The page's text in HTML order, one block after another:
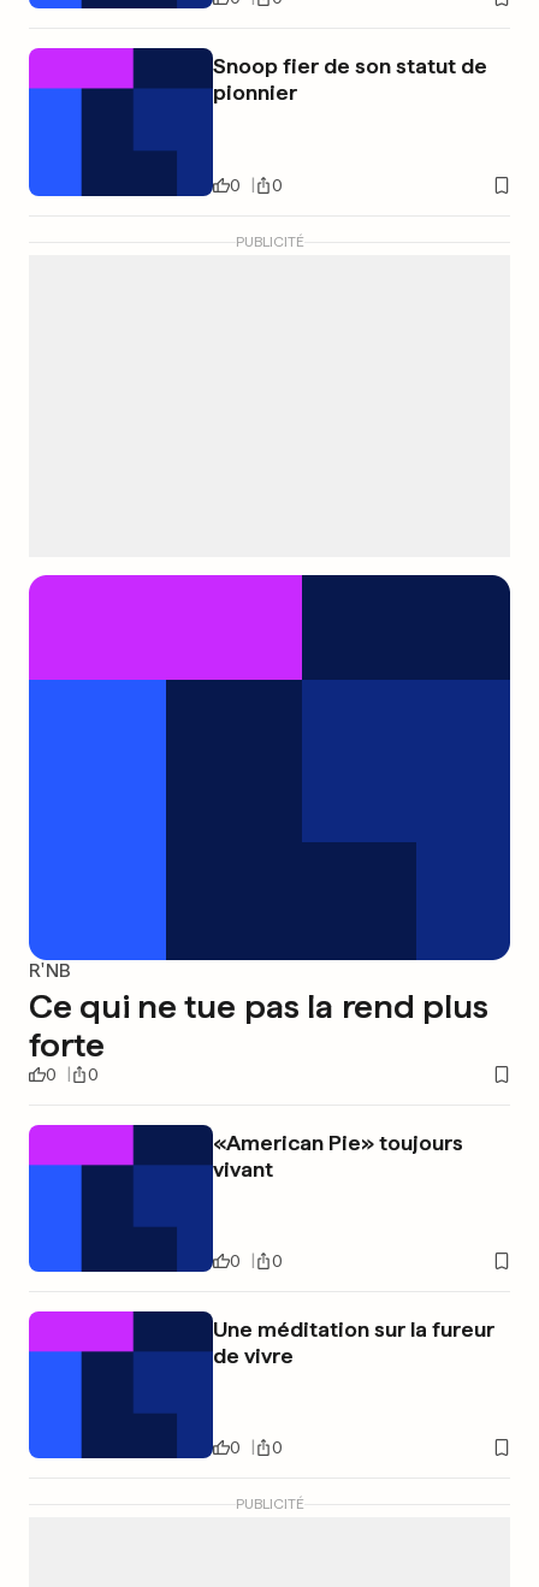
Snoop fier de son statut de
pionnier
0 0
PUBLICITÉ
R'NB
Ce qui ne tue pas la rend plus
forte
0 0
«American Pie» toujours
vivant
0 0
Une méditation sur la fureur
de vivre
0 0
PUBLICITÉ